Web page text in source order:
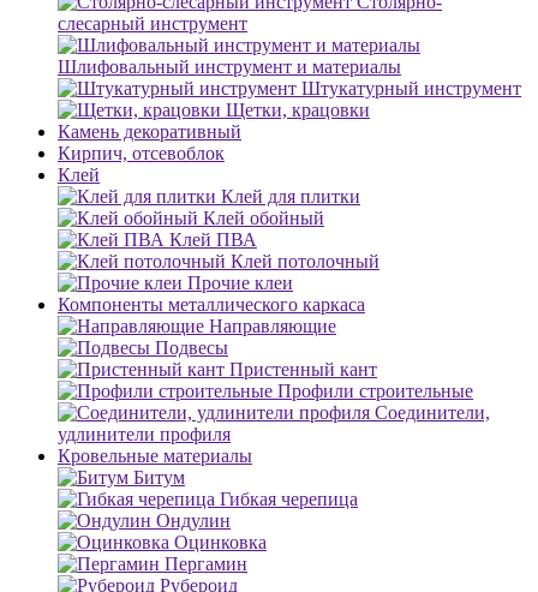
слесарный инструмент
Шлифовальный инструмент и материалы
Штукатурный инструмент
Щетки, крацовки
Камень декоративный
Кирпич, отсевоблок
Клей
Клей для плитки
Клей обойный
Клей ПВА
Клей потолочный
Прочие клеи
Компоненты металлического каркаса
Направляющие
Подвесы
Пристенный кант
Профили строительные
Соединители,
удлинители профиля
Кровельные материалы
Битум
Гибкая черепица
Ондулин
Оцинковка
Пергамин
Рубероид